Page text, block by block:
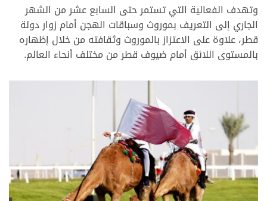
وتهدف الفعالية التي تستمر حتى السابع عشر من الشهر
الجاري إلى التعريف بموروث وسباقات الهجن أمام زوار دولة
قطر، علاوة على الاعتزاز بالموروث وثقافته من خلال إظهاره
بالمستوى اللائق أمام ضيوف قطر من مختلف أنحاء العالم.